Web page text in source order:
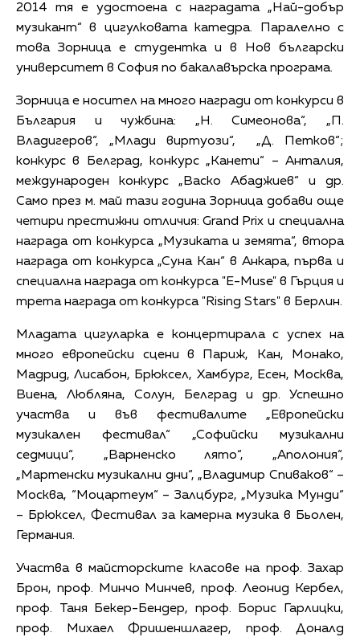
2014 тя е удостоена с наградата „Най-добър
музикант“ в цигулковата катедра. Паралелно с
това Зорница е студентка и в Нов български
университет в София по бакалавърска програма.
Зорница е носител на много награди от конкурси в
България и чужбина: „Н. Симеонова“, „П.
Владигеров“, „Млади виртуози“, „Д. Петков“;
конкурс в Белград, конкурс „Канети“ – Анталия,
международен конкурс „Васко Абаджиев“ и др.
Само през м. май тази година Зорница добави още
четири престижни отличия: Grand Prix и специална
награда от конкурса „Музиката и земята“, втора
награда от конкурса „Суна Кан“ в Анкара, първа и
специална награда от конкурса "E-Muse" в Гърция и
трета награда от конкурса "Rising Stars" в Берлин.
Младата цигуларка е концертирала с успех на
много европейски сцени в Париж, Кан, Монако,
Мадрид, Лисабон, Брюксел, Хамбург, Есен, Москва,
Виена, Любляна, Солун, Белград и др. Успешно
участва и във фестивалите „Европейски
музикален фестивал“ „Софийски музикални
седмици“, „Варненско лято“, „Аполония“,
„Мартенски музикални дни“, „Владимир Спиваков“ –
Москва, “Моцартеум“ – Залцбург, „Музика Мунди“
– Брюксел, Фестивал за камерна музика в Бьолен,
Германия.
Участва в майсторските класове на проф. Захар
Брон, проф. Минчо Минчев, проф. Леонид Кербел,
проф. Таня Бекер-Бендер, проф. Борис Гарлицки,
проф. Михаел Фришеншлагер, проф. Доналд